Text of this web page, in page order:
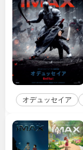
オデュッセイア